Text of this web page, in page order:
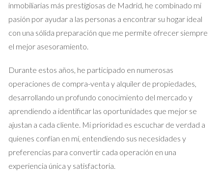
Creación de un ambiente acogedor
El ambiente es clave para hacer sentir a tus invitados
bienvenidos. Puedes lograr esto mediante el uso de aromas
agradables, como velas o difusores de aceites esenciales.
Además, considera poner música suave de fondo para crear
una atmósfera relajante. > “Un hogar debe ser un refugio
donde las personas se sientan seguras y cómodas.”
Casos prácticos
Visita familiar
Cuando recibes a familiares, es importante mostrarles que te
importa su visita. Prepara sus platos favoritos o crea un
inmobiliarias más prestigiosas de Madrid, he combinado mi
pasión por ayudar a las personas a encontrar su hogar ideal
con una sólida preparación que me permite ofrecer siempre
el mejor asesoramiento.
Durante estos años, he participado en numerosas
operaciones de compra-venta y alquiler de propiedades,
desarrollando un profundo conocimiento del mercado y
aprendiendo a identificar las oportunidades que mejor se
ajustan a cada cliente. Mi prioridad es escuchar de verdad a
quienes confían en mí, entendiendo sus necesidades y
preferencias para convertir cada operación en una
experiencia única y satisfactoria.